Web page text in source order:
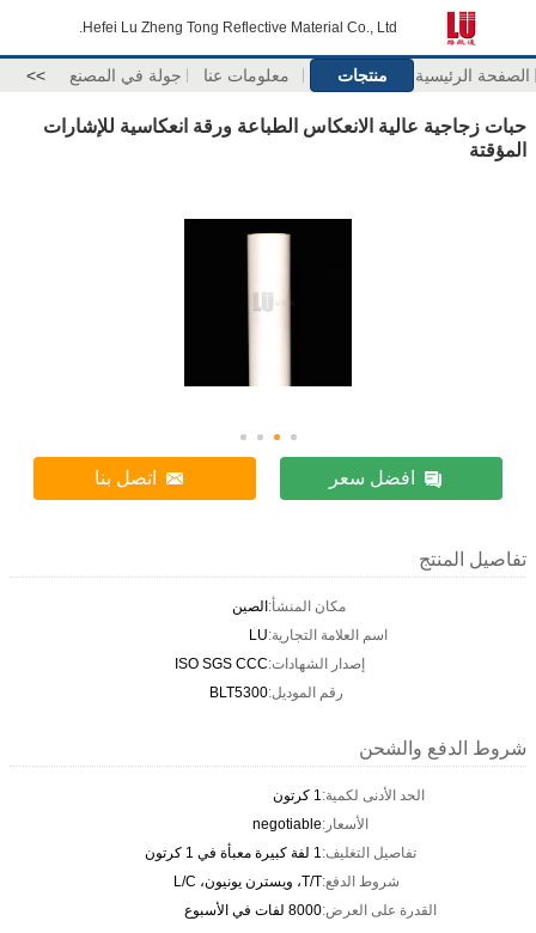
Hefei Lu Zheng Tong Reflective Material Co., Ltd.
الصفحة الرئيسية منتجات معلومات عنا جولة في المصنع >>
حبات زجاجية عالية الانعكاس الطباعة ورقة انعكاسية للإشارات
المؤقتة
افضل سعر اتصل بنا
تفاصيل المنتج
مكان المنشأ:الصين
اسم العلامة التجارية:LU
إصدار الشهادات:ISO SGS CCC
رقم الموديل:BLT5300
شروط الدفع والشحن
الحد الأدنى لكمية:1 كرتون
الأسعار:negotiable
تفاصيل التغليف:1 لفة كبيرة معبأة في 1 كرتون
شروط الدفع:T/T، ويسترن يونيون، L/C
القدرة على العرض:8000 لفات في الأسبوع